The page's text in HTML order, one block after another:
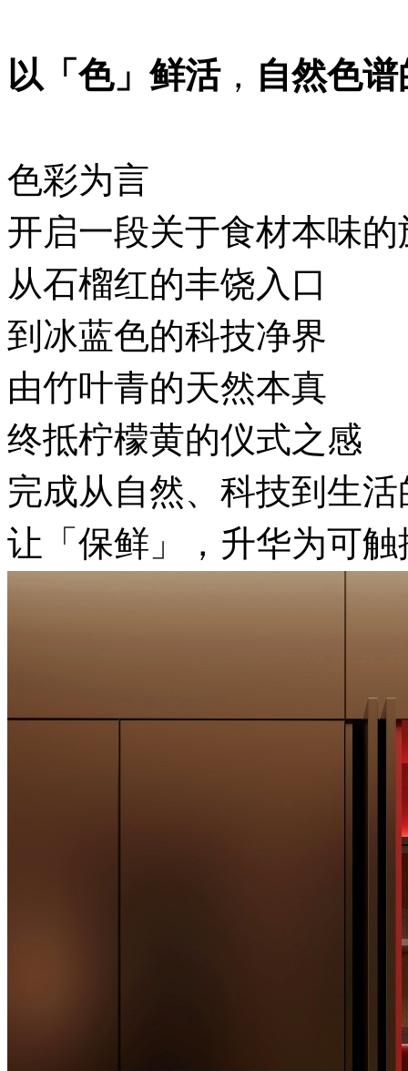
以「色」鲜活， 自然色
色彩为言
开启一段关于食材本味
从石榴红的丰饶入口
到冰蓝色的科技净界
由竹叶青的天然本真
终抵柠檬黄的仪式之感
完成从自然、科技到生
让「保鲜」，升华为可